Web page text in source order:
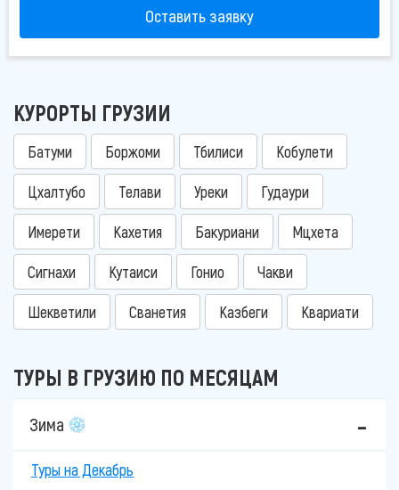
Оставить заявку
КУРОРТЫ ГРУЗИИ
Батуми Боржоми Тбилиси Кобулети
Цхалтубо Телави Уреки Гудаури
Имерети Кахетия Бакуриани Мцхета
Сигнахи Кутаиси Гонио Чакви
Шекветили Сванетия Казбеги Квариати
ТУРЫ В ГРУЗИЮ ПО МЕСЯЦАМ
Зима
Туры на Декабрь